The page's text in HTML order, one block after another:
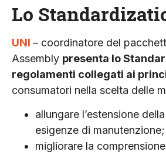
Lo
UNI – coordinatore del
Assembly presenta lo
regolamenti collegati ai
consumatori nella scelta delle
allungare l’estensione
esigenze di manutenzione;
migliorare la